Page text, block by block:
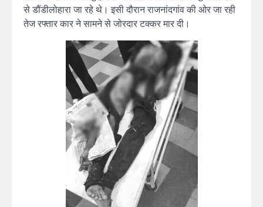
से डौंडीलोहारा जा रहे थे। इसी दौरान राजनांदगांव की ओर जा रही
तेज रफ्तार कार ने सामने से जोरदार टक्कर मार दी।